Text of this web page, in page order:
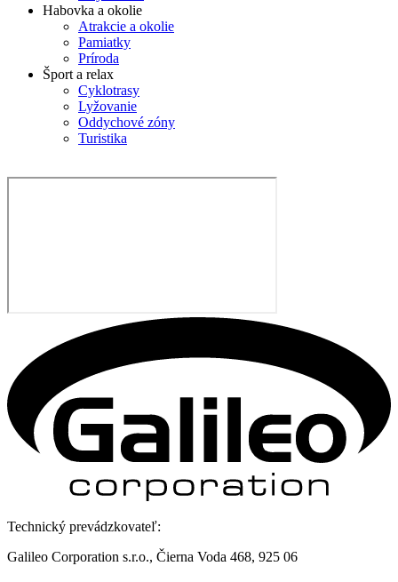
Habovka a okolie
Atrakcie a okolie
Pamiatky
Príroda
Šport a relax
Cyklotrasy
Lyžovanie
Oddychové zóny
Turistika
Technický prevádzkovateľ:
Galileo Corporation s.r.o., Čierna Voda 468, 925 06